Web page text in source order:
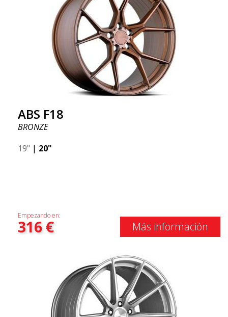
ABS F18
BRONZE
19" | 20"
Empezando en:
316€ Más información